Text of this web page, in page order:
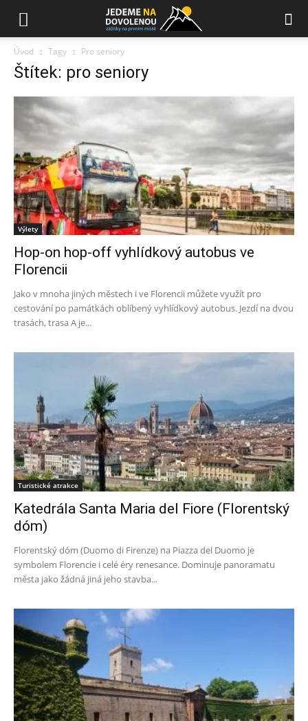
Úvod Tagy Pro seniory
Štítek: pro seniory
Výlety
Hop-on hop-off vyhlídkový autobus ve
Florencii
Jako v mnoha jiných městech i ve Florencii můžete využít pro
cestování po památkách oblíbený vyhlídkový autobus. Jezdí na dvou
trasách, trasa A je...
Turistické atrakce
Katedrála Santa Maria del Fiore (Florentský
dóm)
Florentský dóm (Duomo di Firenze) na Piazza del Duomo je
symbolem Florencie i celé éry renesance. Dominuje panoramatu
města jako žádná jiná jeho stavba...